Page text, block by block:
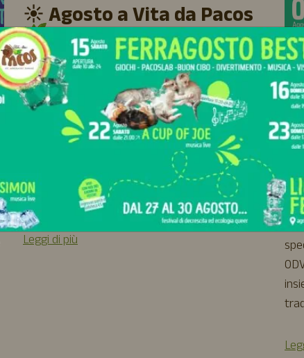
☀️ Agosto a Vita da Pacos
🌿
L’estate continua e agosto è il momento
perfetto per vivere Vita da Pacos. 🌻Tra natura,
animali, buon cibo e musica dal vivo, ogni
settimana il nostro parco si anima con eventi,
laboratori e occasioni per stare insieme.Che
vogliate trascorrere una giornata in relax, una
cena sotto le stelle o una serata tra amici, qui
troverete […]
Leggi di più
06